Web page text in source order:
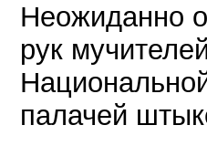
Неожиданно
рук
палачей